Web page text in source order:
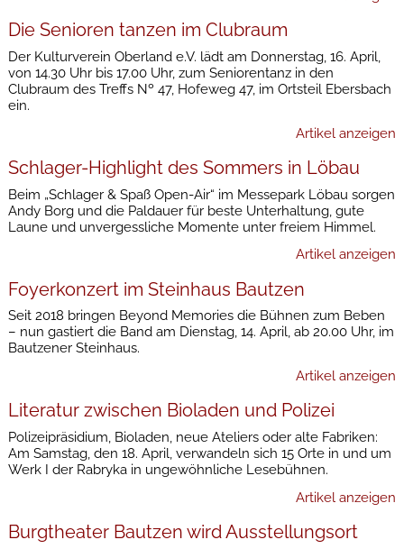
Die Senioren tanzen im Clubraum
Der Kulturverein Oberland e.V. lädt am Donnerstag, 16. April,
von 14.30 Uhr bis 17.00 Uhr, zum Seniorentanz in den
Clubraum des Treffs Nº 47, Hofeweg 47, im Ortsteil Ebersbach
ein.
Artikel anzeigen
Schlager-Highlight des Sommers in Löbau
Beim „Schlager & Spaß Open-Air“ im Messepark Löbau sorgen
Andy Borg und die Paldauer für beste Unterhaltung, gute
Laune und unvergessliche Momente unter freiem Himmel.
Artikel anzeigen
Foyerkonzert im Steinhaus Bautzen
Seit 2018 bringen Beyond Memories die Bühnen zum Beben
– nun gastiert die Band am Dienstag, 14. April, ab 20.00 Uhr, im
Bautzener Steinhaus.
Artikel anzeigen
Literatur zwischen Bioladen und Polizei
Polizeipräsidium, Bioladen, neue Ateliers oder alte Fabriken:
Am Samstag, den 18. April, verwandeln sich 15 Orte in und um
Werk I der Rabryka in ungewöhnliche Lesebühnen.
Artikel anzeigen
Burgtheater Bautzen wird Ausstellungsort